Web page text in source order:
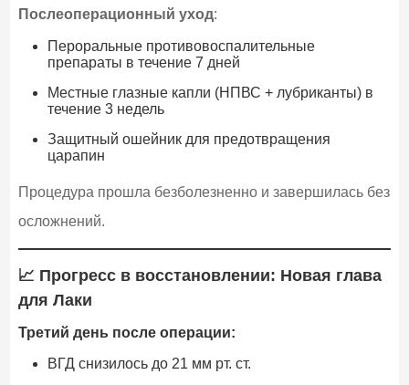
Послеоперационный уход:
Пероральные противовоспалительные
препараты в течение 7 дней
Местные глазные капли (НПВС + лубриканты) в
течение 3 недель
Защитный ошейник для предотвращения
царапин
Процедура прошла безболезненно и завершилась без
осложнений.
📈 Прогресс в восстановлении: Новая глава
для Лаки
Третий день после операции:
ВГД снизилось до 21 мм рт. ст.